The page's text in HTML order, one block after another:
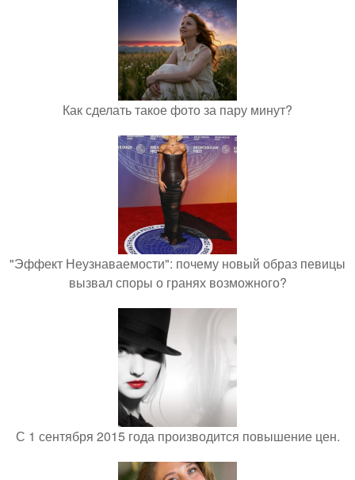
Как сделать такое фото за пару минут?
"Эффект Неузнаваемости": почему новый образ певицы
вызвал споры о гранях возможного?
С 1 сентября 2015 года производится повышение цен.